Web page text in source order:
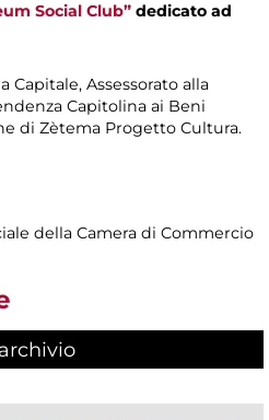
Social Club” dedicato ad
Capitale, Assessorato alla
Capitolina ai Beni
di Zètema Progetto Cultura.
della Camera di Commercio